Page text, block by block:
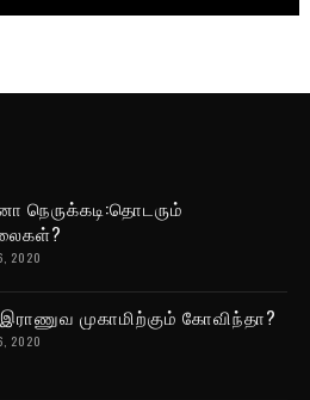
நெருக்கடி:தொடரும்
2020
முகாமிற்கும் கோவிந்தா?
2020